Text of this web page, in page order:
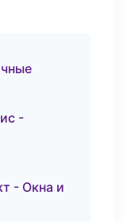
-
- Окна и